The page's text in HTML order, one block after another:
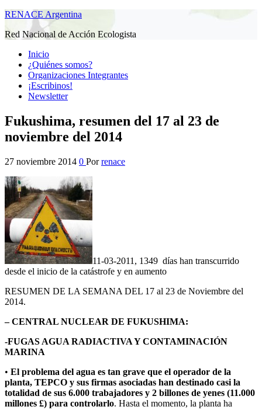
RENACE Argentina
Red Nacional de Acción Ecologista
Inicio
¿Quiénes somos?
Organizaciones Integrantes
¡Escribinos!
Newsletter
Fukushima, resumen del 17 al 23 de
noviembre del 2014
27 noviembre 2014 0 Por renace
11-03-2011, 1349 días han transcurrido
desde el inicio de la catástrofe y en aumento
RESUMEN DE LA SEMANA DEL 17 al 23 de Noviembre del
2014.
– CENTRAL NUCLEAR DE FUKUSHIMA:
-FUGAS AGUA RADIACTIVA Y CONTAMINACIÓN
MARINA
• El problema del agua es tan grave que el operador de la
planta, TEPCO y sus firmas asociadas han destinado casi la
totalidad de sus 6.000 trabajadores y 2 billones de yenes (11.000
millones £) para controlarlo. Hasta el momento, la planta ha